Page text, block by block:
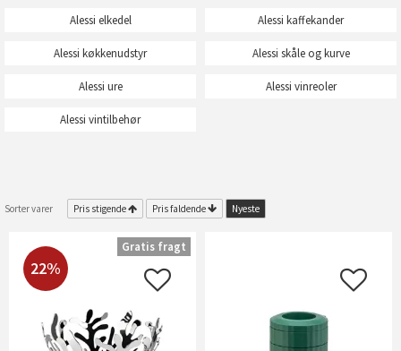
Alessi elkedel Alessi kaffekander
Alessi køkkenudstyr Alessi skåle og kurve
Alessi ure Alessi vinreoler
Alessi vintilbehør
Sorter varer Pris stigende Pris faldende Nyeste
22%
Gratis fragt